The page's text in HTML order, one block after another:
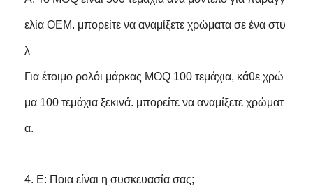
ελία OEM. μπορείτε να αναμίξετε χρώματα σε ένα στυ
λ
Για έτοιμο ρολόι μάρκας MOQ 100 τεμάχια, κάθε χρώ
μα 100 τεμάχια ξεκινά. μπορείτε να αναμίξετε χρώματ
α.
4. Ε: Ποια είναι η συσκευασία σας;